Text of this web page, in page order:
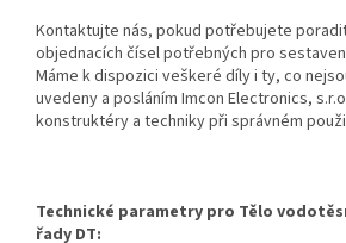
Kontaktujte nás, pokud potřebujete
objednacích čísel potřebných pro
Máme k dispozici veškeré díly i ty, co
uvedeny a posláním Imcon Electronics,
konstruktéry a techniky při správném
Technické parametry pro Tělo
řady DT: